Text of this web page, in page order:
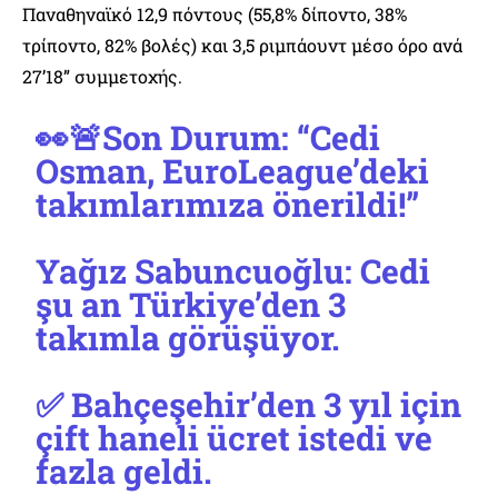
Παναθηναϊκό 12,9 πόντους (55,8% δίποντο, 38%
τρίποντο, 82% βολές) και 3,5 ριμπάουντ μέσο όρο ανά
27’18” συμμετοχής.
👀🚨Son Durum: “Cedi
Osman, EuroLeague’deki
takımlarımıza önerildi!”
Yağız Sabuncuoğlu: Cedi
şu an Türkiye’den 3
takımla görüşüyor.
✅ Bahçeşehir’den 3 yıl için
çift haneli ücret istedi ve
fazla geldi.